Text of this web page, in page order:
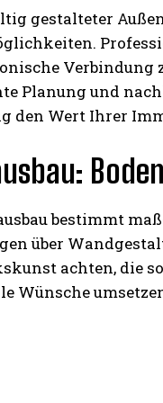
gestalteter
Verbindung
Planung und
den Wert Ihrer
bestimmt
über
achten, die
Wünsche